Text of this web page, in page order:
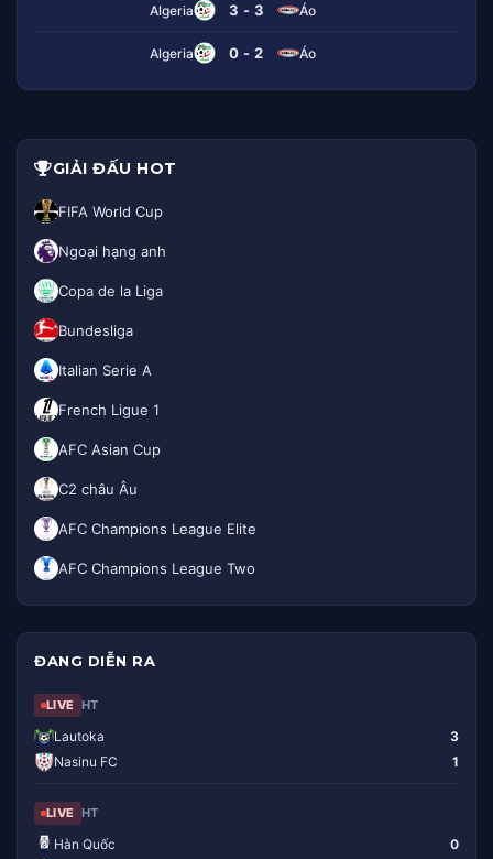
GIẢI ĐẤU HOT
FIFA World Cup
Ngoại hạng anh
Copa de la Liga
Bundesliga
Italian Serie A
French Ligue 1
AFC Asian Cup
C2 châu Âu
AFC Champions League Elite
AFC Champions League Two
ĐANG DIỄN RA
LIVE HT
Lautoka
3
Nasinu FC
1
LIVE HT
Hàn Quốc
0
Algeria 3 - 3 Áo
Algeria 0 - 2 Áo